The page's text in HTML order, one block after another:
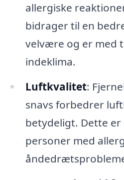
allergiske
bidrager til en
velvære og er med
indeklima.
Luftkvalitet:
snavs forbedrer
betydeligt. Dette
personer med